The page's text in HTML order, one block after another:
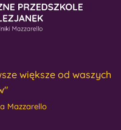
większe od waszych
Mazzarello